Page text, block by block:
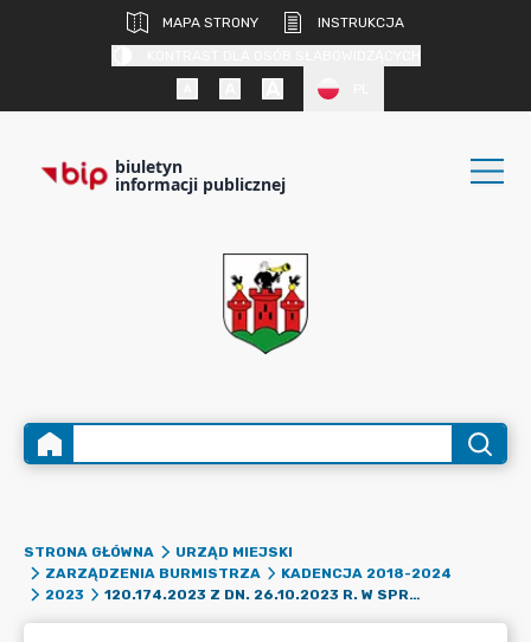
MAPA STRONY
INSTRUKCJA
biuletyn
informacji publicznej
STRONA GŁÓWNA
URZĄD MIEJSKI
ZARZĄDZENIA BURMISTRZA
KADENCJA 2018-2024
2023
120.174.2023 Z DN. 26.10.2023 R. W SPRAWIE WPROWADZENIA ZMIAN W BUDŻECIE MIASTA ŁĘCZYCA NA 2023 R. I PLANACH FINANSOWYCH JEDNOSTEK BUDŻETOWYCH